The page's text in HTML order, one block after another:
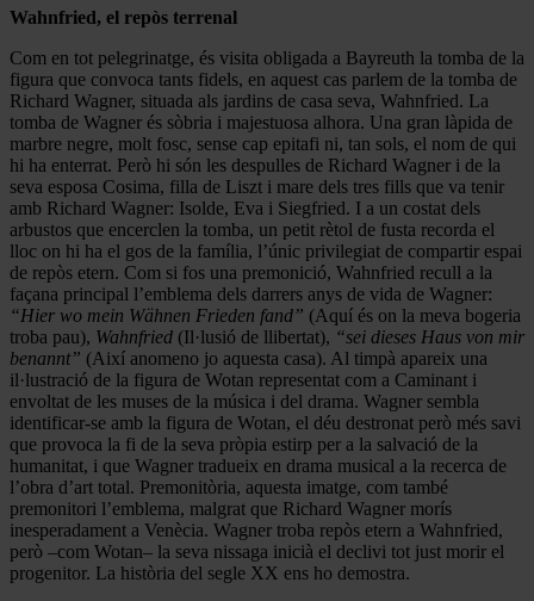
Wahnfried, el repòs terrenal
Com en tot pelegrinatge, és visita obligada a Bayreuth la tomba de la
figura que convoca tants fidels, en aquest cas parlem de la tomba de
Richard Wagner, situada als jardins de casa seva, Wahnfried. La
tomba de Wagner és sòbria i majestuosa alhora. Una gran làpida de
marbre negre, molt fosc, sense cap epitafi ni, tan sols, el nom de qui
hi ha enterrat. Però hi són les despulles de Richard Wagner i de la
seva esposa Cosima, filla de Liszt i mare dels tres fills que va tenir
amb Richard Wagner: Isolde, Eva i Siegfried. I a un costat dels
arbustos que encerclen la tomba, un petit rètol de fusta recorda el
lloc on hi ha el gos de la família, l’únic privilegiat de compartir espai
de repòs etern. Com si fos una premonició, Wahnfried recull a la
façana principal l’emblema dels darrers anys de vida de Wagner:
“Hier wo mein Wähnen Frieden fand” (Aquí és on la meva bogeria
troba pau), Wahnfried (Il·lusió de llibertat), “sei dieses Haus von mir
benannt” (Així anomeno jo aquesta casa). Al timpà apareix una
il·lustració de la figura de Wotan representat com a Caminant i
envoltat de les muses de la música i del drama. Wagner sembla
identificar-se amb la figura de Wotan, el déu destronat però més savi
que provoca la fi de la seva pròpia estirp per a la salvació de la
humanitat, i que Wagner tradueix en drama musical a la recerca de
l’obra d’art total. Premonitòria, aquesta imatge, com també
premonitori l’emblema, malgrat que Richard Wagner morís
inesperadament a Venècia. Wagner troba repòs etern a Wahnfried,
però –com Wotan– la seva nissaga inicià el declivi tot just morir el
progenitor. La història del segle XX ens ho demostra.